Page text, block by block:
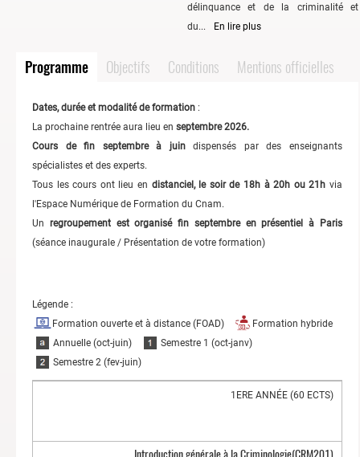
délinquance et de la criminalité et
du...
En lire plus
Programme Objectifs Conditions Mentions officielles
Dates, durée et modalité de formation :
La prochaine rentrée aura lieu en septembre 2026.
Cours de fin septembre à juindispensés par des enseignants
spécialistes et des experts.
Tous les cours ont lieu en distanciel, le soir de 18h à 20h ou 21h via
l'Espace Numérique de Formation du Cnam.
Un regroupement est organisé fin septembre en présentiel à Paris
(séance inaugurale / Présentation de votre formation)
Légende :
Formation ouverte et à distance (FOAD)
Formation hybride
Annuelle (oct-juin)
Semestre 1 (oct-janv)
Semestre 2 (fev-juin)
1ERE ANNÉE (60 ECTS)